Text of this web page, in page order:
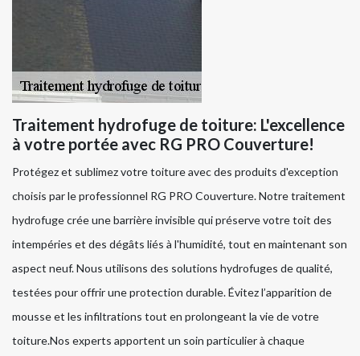
Traitement hydrofuge de toiture: L'excellence
à votre portée avec RG PRO Couverture!
Protégez et sublimez votre toiture avec des produits d'exception
choisis par le professionnel RG PRO Couverture. Notre traitement
hydrofuge crée une barrière invisible qui préserve votre toit des
intempéries et des dégâts liés à l'humidité, tout en maintenant son
aspect neuf. Nous utilisons des solutions hydrofuges de qualité,
testées pour offrir une protection durable. Évitez l’apparition de
mousse et les infiltrations tout en prolongeant la vie de votre
toiture.Nos experts apportent un soin particulier à chaque